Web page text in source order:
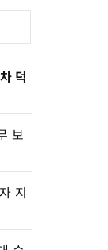
덕
보
지